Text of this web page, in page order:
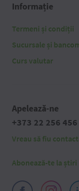
Informație
Termeni și condiții
Sucursale și
Curs valutar
Apelează-ne
+373 22 256 456
Vreau să fiu
Abonează-te la știri